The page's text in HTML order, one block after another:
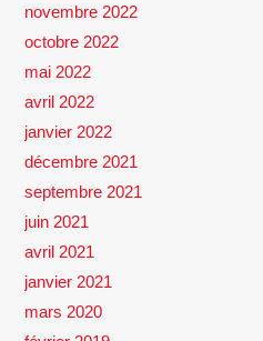
novembre 2022
octobre 2022
mai 2022
avril 2022
janvier 2022
décembre 2021
septembre 2021
juin 2021
avril 2021
janvier 2021
mars 2020